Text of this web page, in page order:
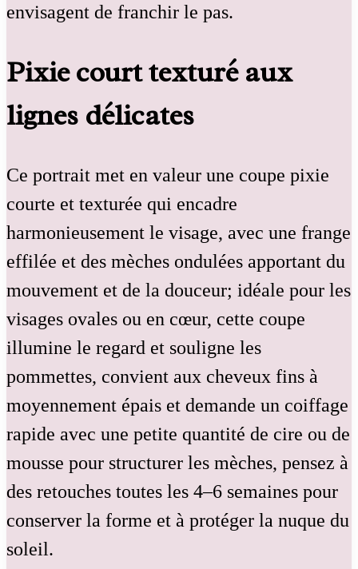
envisagent de franchir le pas.
Pixie court texturé aux
lignes délicates
Ce portrait met en valeur une coupe pixie
courte et texturée qui encadre
harmonieusement le visage, avec une frange
effilée et des mèches ondulées apportant du
mouvement et de la douceur; idéale pour les
visages ovales ou en cœur, cette coupe
illumine le regard et souligne les
pommettes, convient aux cheveux fins à
moyennement épais et demande un coiffage
rapide avec une petite quantité de cire ou de
mousse pour structurer les mèches, pensez à
des retouches toutes les 4–6 semaines pour
conserver la forme et à protéger la nuque du
soleil.